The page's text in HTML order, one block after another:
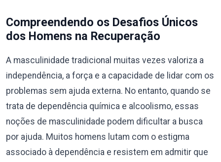
Compreendendo os Desafios Únicos
dos Homens na Recuperação
A masculinidade tradicional muitas vezes valoriza a
independência, a força e a capacidade de lidar com os
problemas sem ajuda externa. No entanto, quando se
trata de dependência química e alcoolismo, essas
noções de masculinidade podem dificultar a busca
por ajuda. Muitos homens lutam com o estigma
associado à dependência e resistem em admitir que